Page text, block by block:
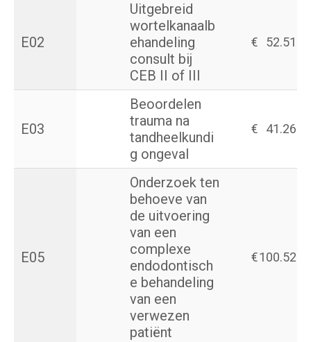
E02
Uitgebreid
wortelkanaalb
ehandeling
consult bij
CEB II of III
€ 52.51
E03
Beoordelen
trauma na
tandheelkundi
g ongeval
€ 41.26
E05
Onderzoek ten
behoeve van
de uitvoering
van een
complexe
endodontisch
e behandeling
van een
verwezen
patiënt
€100.52